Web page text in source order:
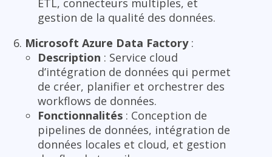
ETL, connecteurs multiples, et
gestion de la qualité des données.
Microsoft Azure Data Factory:
Description : Service cloud
d’intégration de données qui permet
de créer, planifier et orchestrer des
workflows de données.
Fonctionnalités : Conception de
pipelines de données, intégration de
données locales et cloud, et gestion